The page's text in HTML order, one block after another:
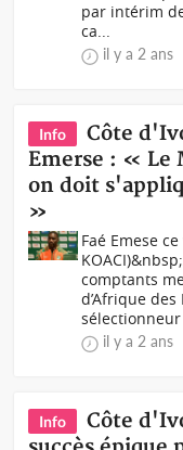
par intérim
ca...
il y a 2 ans
Info
Côte
Emerse : « Le
on doit
»
Faé Emese
comptants
d’Afrique des
il y a 2 ans
Info
Côte